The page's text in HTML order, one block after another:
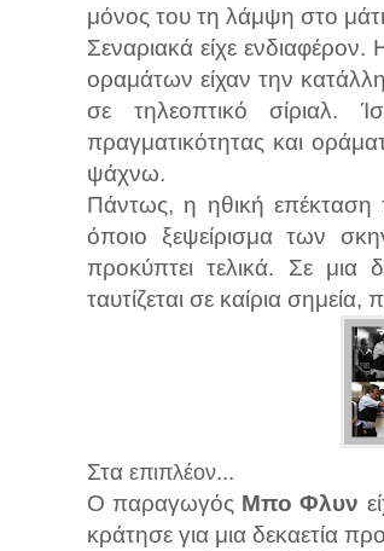
μόνος του τη λάμψη στο μάτι
Σεναριακά είχε
οραμάτων είχαν την
σε τηλεοπτικό σίριαλ.
πραγματικότητας και
ψάχνω.
Πάντως, η ηθική επέκταση
όποιο ξεψείρισμα των
προκύπτει τελικά. Σε μια
ταυτίζεται σε καίρια
Στα επιπλέον...
Ο παραγωγός Μπο Φλυν
κράτησε για μια δεκαετία